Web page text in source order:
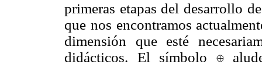
primeras etapas del desarrollo
que nos encontramos
dimensión que esté
didácticos. El símbolo